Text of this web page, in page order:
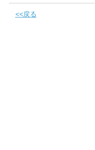
<<戻る